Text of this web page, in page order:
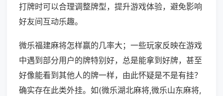
打牌时可以合理调整牌型，提升游戏体验，避免影响
好友间互动乐趣。
微乐福建麻将怎样赢的几率大；一些玩家反映在游戏
中遇到部分用户的牌特别好，总是能拿到好牌，甚至
好像能看到其他人的牌一样，由此怀疑是不是有挂？
确实存在此类外挂。如(微乐湖北麻将,微乐山东麻将,